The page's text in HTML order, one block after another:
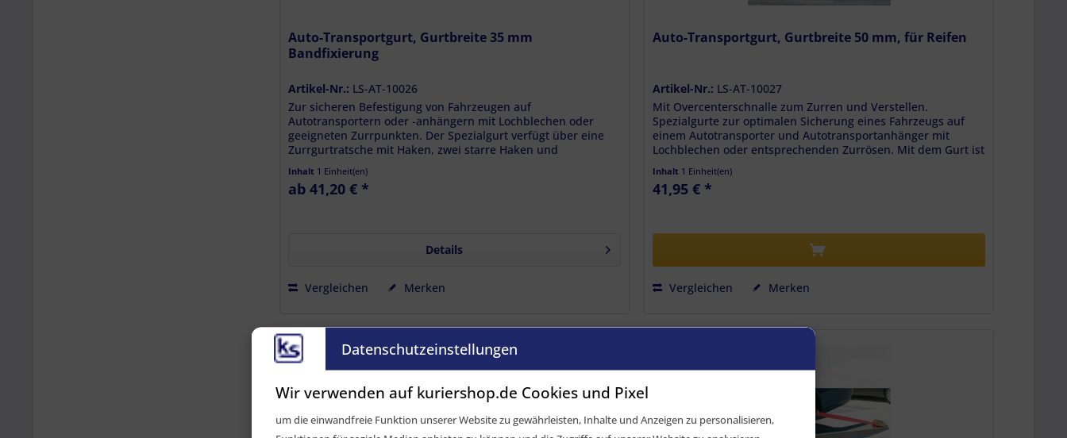
Auto-Transportgurt, Gurtbreite 35 mm
Bandfixierung
Artikel-Nr.: LS-AT-10026
Zur sicheren Befestigung von Fahrzeugen auf
Autotransportern oder -anhängern mit Lochblechen oder
geeigneten Zurrpunkten. Der Spezialgurt verfügt über eine
Zurrgurtratsche mit Haken, zwei starre Haken und
Inhalt 1 Einheit(en)
ab 41,20 € *
Details
Vergleichen Merken
Auto-Transportgurt, Gurtbreite 50 mm, für Reifen
Artikel-Nr.: LS-AT-10027
Mit Overcenterschnalle zum Zurren und Verstellen.
Spezialgurte zur optimalen Sicherung eines Fahrzeugs auf
einem Autotransporter und Autotransportanhänger mit
Lochblechen oder entsprechenden Zurrösen. Mit dem Gurt ist
Inhalt 1 Einheit(en)
41,95 € *
Vergleichen Merken
Made in GermanyDatenschutzeinstellungen
Wir verwenden auf kuriershop.de Cookies und Pixel
um die einwandfreie Funktion unserer Website zu gewährleisten, Inhalte und Anzeigen zu personalisieren,